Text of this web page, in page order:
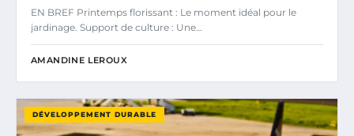
EN BREF Printemps florissant : Le moment idéal pour le
jardinage. Support de culture : Une…
AMANDINE LEROUX
DÉVELOPPEMENT DURABLE